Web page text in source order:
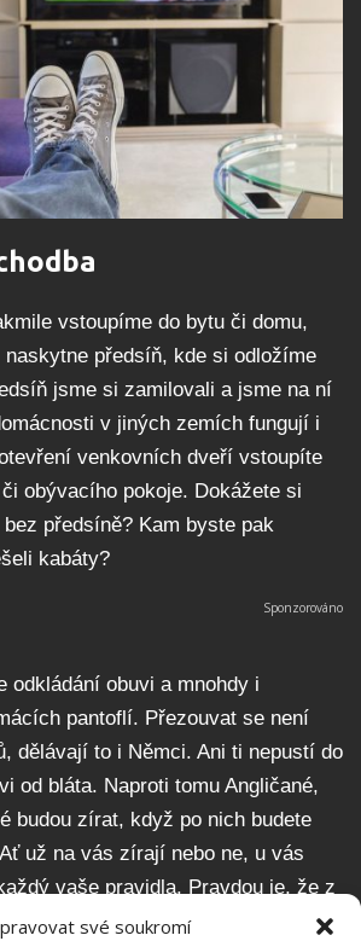
své soukromí
vstoupíme do bytu či domu,
předsíň, kde si odložíme
jsme si zamilovali a jsme na ní
v jiných zemích fungují i
venkovních dveří vstoupíte
obývacího pokoje. Dokážete si
předsíně? Kam byste pak
kabáty?
odkládání obuvi a mnohdy i
pantoflí. Přezouvat se není
dělávají to i Němci. Ani ti nepustí do
od bláta. Naproti tomu Angličané,
budou zírat, když po nich budete
už na vás zírají nebo ne, u vás
vaše pravidla. Pravdou je, že z
jde o velmi praktický a dobrý